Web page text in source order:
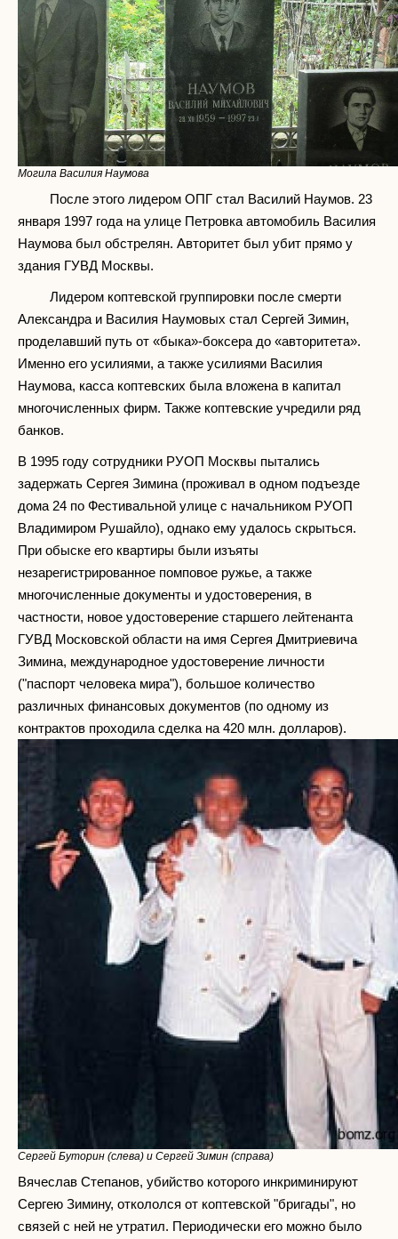
Могила Василия Наумова
После этого лидером ОПГ стал Василий Наумов. 23
января 1997 года на улице Петровка автомобиль Василия
Наумова был обстрелян. Авторитет был убит прямо у
здания ГУВД Москвы.
Лидером коптевской группировки после смерти
Александра и Василия Наумовых стал Сергей Зимин,
проделавший путь от «быка»-боксера до «авторитета».
Именно его усилиями, а также усилиями Василия
Наумова, касса коптевских была вложена в капитал
многочисленных фирм. Также коптевские учредили ряд
банков.
В 1995 году сотрудники РУОП Москвы пытались
задержать Сергея Зимина (проживал в одном подъезде
дома 24 по Фестивальной улице с начальником РУОП
Владимиром Рушайло), однако ему удалось скрыться.
При обыске его квартиры были изъяты
незарегистрированное помповое ружье, а также
многочисленные документы и удостоверения, в
частности, новое удостоверение старшего лейтенанта
ГУВД Московской области на имя Сергея Дмитриевича
Зимина, международное удостоверение личности
("паспорт человека мира"), большое количество
различных финансовых документов (по одному из
контрактов проходила сделка на 420 млн. долларов).
Сергей Буторин (слева) и Сергей Зимин (справа)
Вячеслав Степанов, убийство которого инкриминируют
Сергею Зимину, откололся от коптевской "бригады", но
связей с ней не утратил. Периодически его можно было